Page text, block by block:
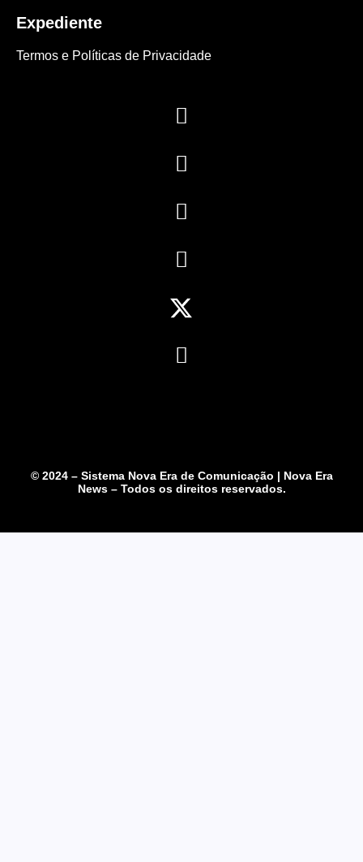
Expediente
Termos e Políticas de Privacidade
© 2024 – Sistema Nova Era de Comunicação | Nova Era
News – Todos os direitos reservados.